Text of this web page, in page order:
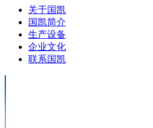
关于国凯
国凯简介
生产设备
企业文化
联系国凯